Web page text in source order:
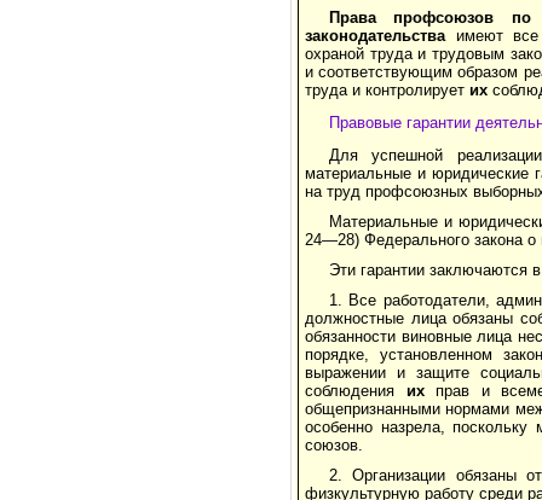
Права профсоюзов по
законодательстваимеют все
охраной труда и трудовым
и соответствующим образом
труда и контролирует их
Правовые гарантии
Для успешной
материальные и юридические
на труд профсоюзных
Материальные и
24—28) Федерального зако­на
Эти гарантии заключаются
1. Все работодатели,
должностные лица обя­заны
обязанности виновные лица
порядке, установленном
выражении и защите
соблюдения ихправ и
общепризнанными нор­мами
особенно назрела,
союзов.
2. Организации обязаны
физкультурную работу среди